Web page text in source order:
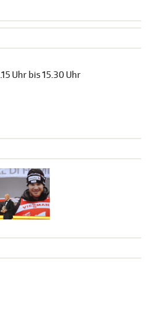
Uhr bis 15.30 Uhr